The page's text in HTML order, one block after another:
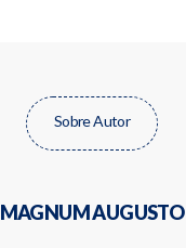
Sobre Autor
MAGNUM AUGUSTO